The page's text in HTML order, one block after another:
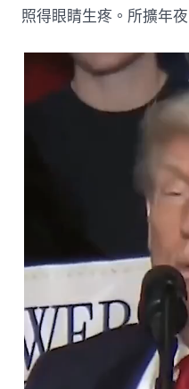
照得眼睛生疼。所擴年夜